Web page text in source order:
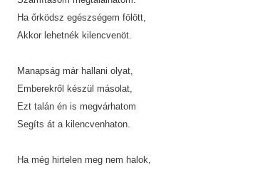
Ha őrködsz egészségem fölött,
Akkor lehetnék kilencvenöt.
Manapság már hallani olyat,
Emberekről készül másolat,
Ezt talán én is megvárhatom
Segíts át a kilencvenhaton.
Ha még hirtelen meg nem halok,